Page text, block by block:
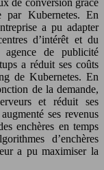
de conversion grâce
par Kubernetes. En
a pu adapter
d’intérêt et du
agence de publicité
a réduit ses coûts
de Kubernetes. En
de la demande,
et réduit ses
ses revenus
enchères en temps
d’enchères
a pu maximiser la